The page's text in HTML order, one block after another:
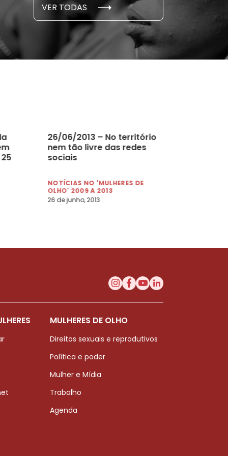
VER TODAS
novembro, 2021
26/06/2013 – No território
nem tão livre das redes
sociais
NOTÍCIAS NO 'MULHERES DE
OLHO' 2009 A 2013
26 de junho, 2013
MULHERES DE OLHO
Direitos sexuais e reprodutivos
Política e poder
Mulher e Mídia
Trabalho
Agenda